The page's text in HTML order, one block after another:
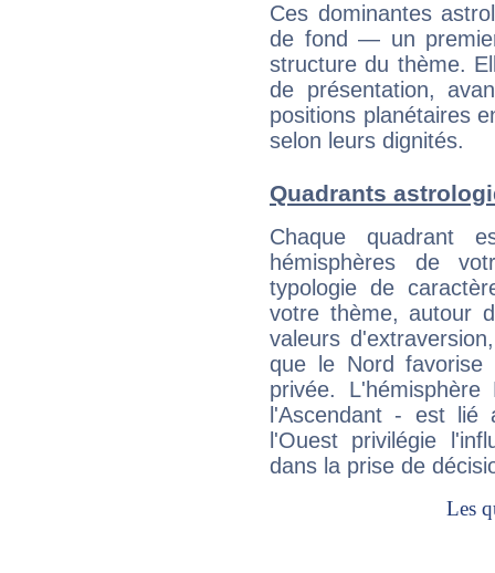
Ces dominantes
de fond — un
structure du thème.
de présentation,
positions planétaires
selon leurs dignités.
Quadrants
Chaque quadrant
hémisphères de
typologie de
votre thème, autour
valeurs
que le Nord favorise
privée.
l'Ascendant - est
l'Ouest privilégie
dans la prise de